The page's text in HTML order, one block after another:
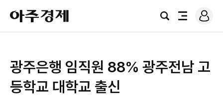
아
주
경
검
전
로
그
광주은행 임직원 88% 광주전남 고
등학교 대학교 출신